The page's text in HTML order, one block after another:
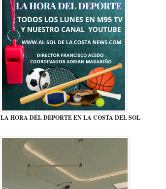
LA HORA DEL DEPORTE EN LA COSTA DEL SOL